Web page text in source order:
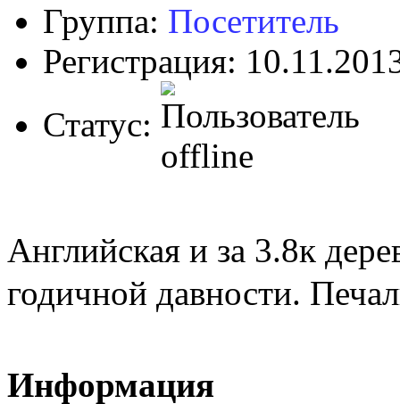
Группа: Посетитель
Регистрация:
Статус:
Английская и за 3.8к
годичной давности.
Информация